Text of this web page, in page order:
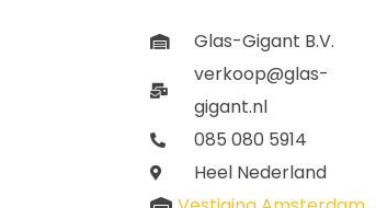
Glas-Gigant B.V.
verkoop@glas-
gigant.nl
085 080 5914
Heel Nederland